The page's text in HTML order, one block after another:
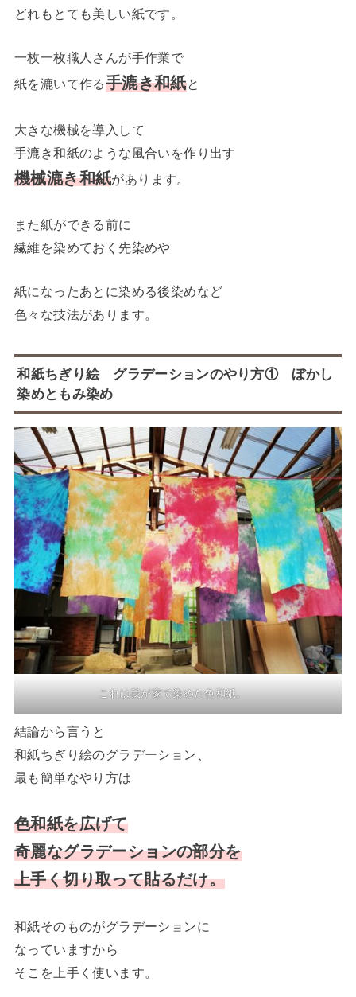
どれもとても美しい紙です。
一枚一枚職人さんが手作業で
紙を漉いて作る手漉き和紙と
大きな機械を導入して
手漉き和紙のような風合いを作り出す
機械漉き和紙があります。
また紙ができる前に
繊維を染めておく先染めや
紙になったあとに染める後染めなど
色々な技法があります。
和紙ちぎり絵 グラデーションのやり方① ぼかし
染めともみ染め
これは我が家で染めた色和紙。
結論から言うと
和紙ちぎり絵のグラデーション、
最も簡単なやり方は
色和紙を広げて
奇麗なグラデーションの部分を
上手く切り取って貼るだけ。
和紙そのものがグラデーションに
なっていますから
そこを上手く使います。